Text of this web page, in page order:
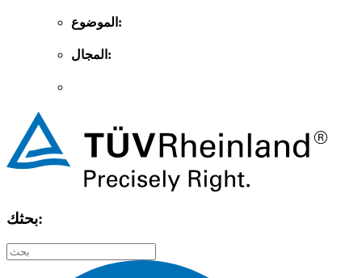
الموضوع:
المجال:
بحثك: